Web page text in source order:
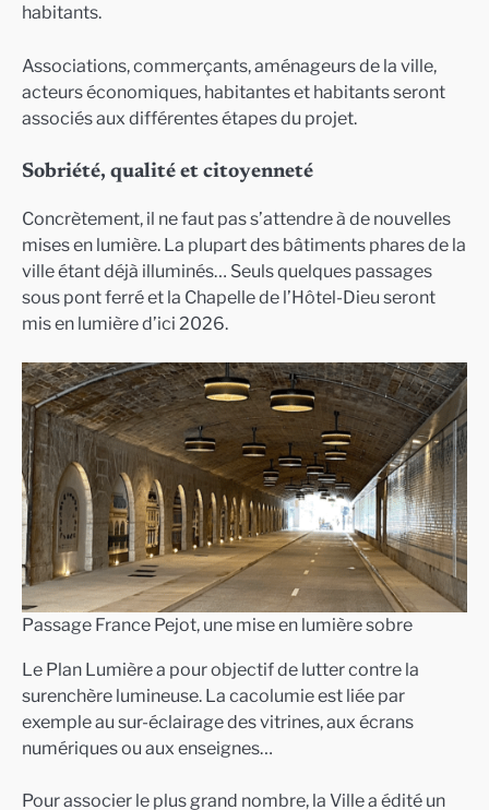
habitants.
Associations, commerçants, aménageurs de la ville,
acteurs économiques, habitantes et habitants seront
associés aux différentes étapes du projet.
Sobriété, qualité et citoyenneté
Concrètement, il ne faut pas s’attendre à de nouvelles
mises en lumière. La plupart des bâtiments phares de la
ville étant déjà illuminés… Seuls quelques passages
sous pont ferré et la Chapelle de l’Hôtel-Dieu seront
mis en lumière d’ici 2026.
Passage France Pejot, une mise en lumière sobre
Le Plan Lumière a pour objectif de lutter contre la
surenchère lumineuse. La cacolumie est liée par
exemple au sur-éclairage des vitrines, aux écrans
numériques ou aux enseignes…
Pour associer le plus grand nombre, la Ville a édité un